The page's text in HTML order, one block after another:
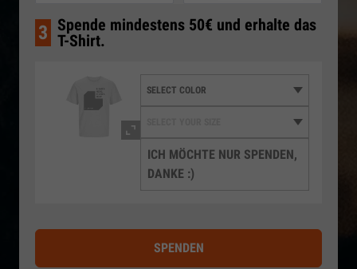
3 Spende mindestens 50€ und erhalte das
T-Shirt.
ICH MÖCHTE NUR SPENDEN,
DANKE :)
SPENDEN